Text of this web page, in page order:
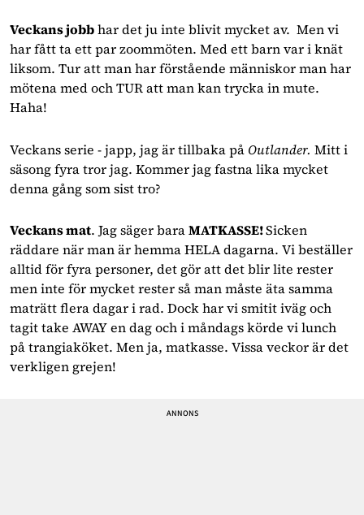
Veckans jobb har det ju inte blivit mycket av.  Men vi
har fått ta ett par zoommöten. Med ett barn var i knät
liksom. Tur att man har förstående människor man har
mötena med och TUR att man kan trycka in mute.
Haha!
Veckans serie - japp, jag är tillbaka på Outlander. Mitt i
säsong fyra tror jag. Kommer jag fastna lika mycket
denna gång som sist tro?
Veckans mat. Jag säger bara MATKASSE! Sicken
räddare när man är hemma HELA dagarna. Vi beställer
alltid för fyra personer, det gör att det blir lite rester
men inte för mycket rester så man måste äta samma
maträtt flera dagar i rad. Dock har vi smitit iväg och
tagit take AWAY en dag och i måndags körde vi lunch
på trangiaköket. Men ja, matkasse. Vissa veckor är det
verkligen grejen!